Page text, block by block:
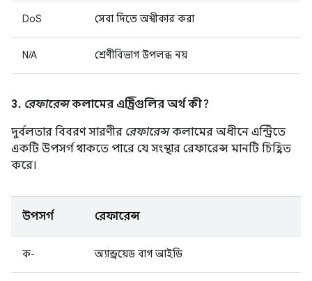
DoS সেবা দিতে অস্বীকার করা
N/A শ্রেণীবিভাগ উপলব্ধ নয়
3. রেফারেন্সকলামের এন্ট্রিগুলির অর্থ কী?
দুর্বলতার বিবরণ সারণীর রেফারেন্সকলামের অধীনে এন্ট্রিতে
একটি উপসর্গ থাকতে পারে যে সংস্থার রেফারেন্স মানটি চিহ্নিত
করে।
উপসর্গ রেফারেন্স
ক- অ্যান্ড্রয়েড বাগ আইডি